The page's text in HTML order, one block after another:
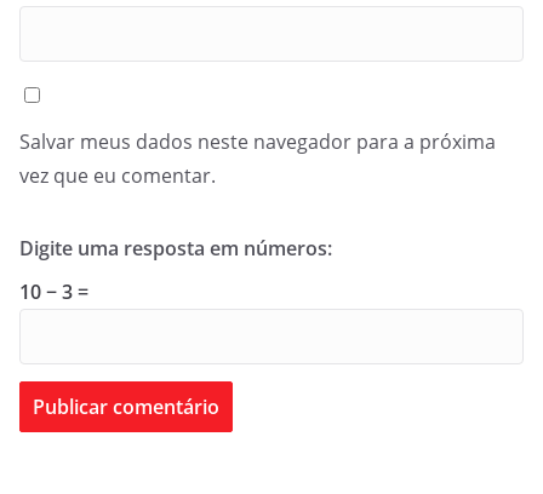
Salvar meus dados neste navegador para a próxima
vez que eu comentar.
Digite uma resposta em números:
10 − 3 =